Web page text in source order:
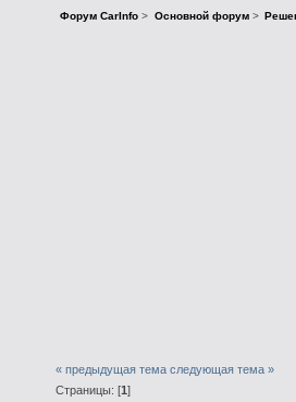
Форум CarInfo > Основной форум>
« предыдущая тема следующая тема »
Страницы: [1]